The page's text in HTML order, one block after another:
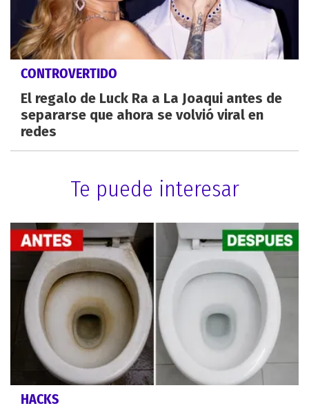
CONTROVERTIDO
El regalo de Luck Ra a La Joaqui antes de
separarse que ahora se volvió viral en
redes
Te puede interesar
HACKS